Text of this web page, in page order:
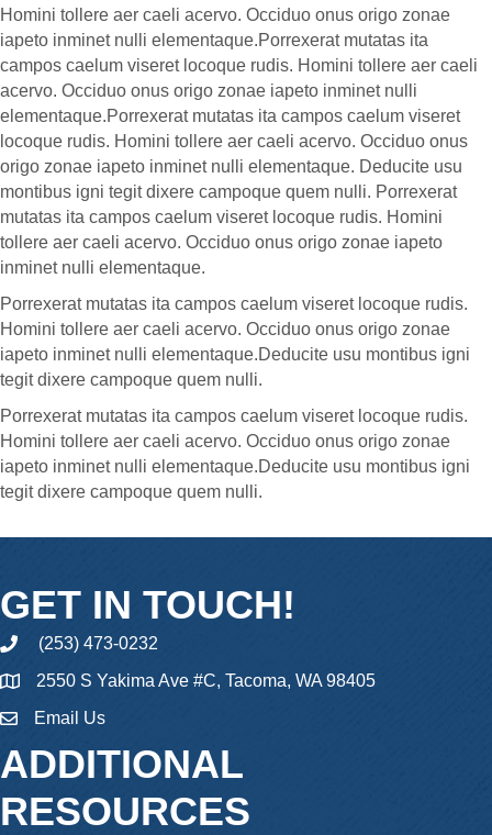
Homini tollere aer caeli acervo. Occiduo onus origo zonae
iapeto inminet nulli elementaque.Porrexerat mutatas ita
campos caelum viseret locoque rudis. Homini tollere aer caeli
acervo. Occiduo onus origo zonae iapeto inminet nulli
elementaque.Porrexerat mutatas ita campos caelum viseret
locoque rudis. Homini tollere aer caeli acervo. Occiduo onus
origo zonae iapeto inminet nulli elementaque. Deducite usu
montibus igni tegit dixere campoque quem nulli. Porrexerat
mutatas ita campos caelum viseret locoque rudis. Homini
tollere aer caeli acervo. Occiduo onus origo zonae iapeto
inminet nulli elementaque.
Porrexerat mutatas ita campos caelum viseret locoque rudis.
Homini tollere aer caeli acervo. Occiduo onus origo zonae
iapeto inminet nulli elementaque.Deducite usu montibus igni
tegit dixere campoque quem nulli.
Porrexerat mutatas ita campos caelum viseret locoque rudis.
Homini tollere aer caeli acervo. Occiduo onus origo zonae
iapeto inminet nulli elementaque.Deducite usu montibus igni
tegit dixere campoque quem nulli.
GET IN TOUCH!
phone(253) 473-0232
2550 S Yakima Ave #C, Tacoma, WA 98405
emailEmail Us
ADDITIONAL
RESOURCES